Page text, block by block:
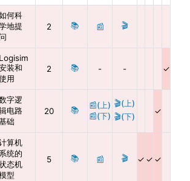
何科
地提
问
2 📚 📰 🎬
Logisim
装和
用
2 📚 - -
字逻
电路
础
20 📚
📰(上)
📰(下)
🎬(上)
🎬(下)
算机
系统的
态机
型
5 📚 📰 🎬